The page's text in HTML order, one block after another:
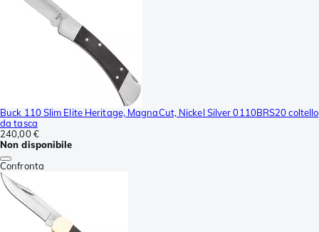
Buck 110 Slim Elite Heritage, MagnaCut, Nickel Silver 0110BRS20 coltello
da tasca
240,00 €
Non disponibile
Confronta